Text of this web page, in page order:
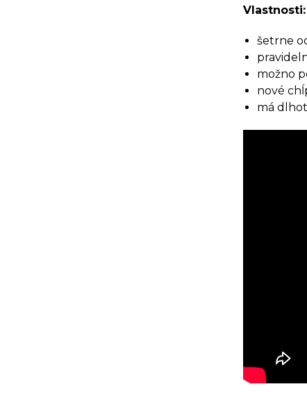
Vlastnosti:
šetrne
možno
nové
má